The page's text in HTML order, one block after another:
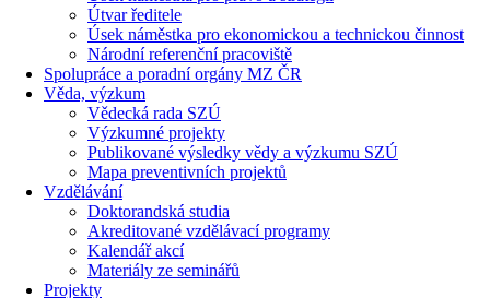
Útvar ředitele
Úsek náměstka pro ekonomickou a technickou činnost
Národní referenční pracoviště
Spolupráce a poradní orgány MZ ČR
Věda, výzkum
Vědecká rada SZÚ
Výzkumné projekty
Publikované výsledky vědy a výzkumu SZÚ
Mapa preventivních projektů
Vzdělávání
Doktorandská studia
Akreditované vzdělávací programy
Kalendář akcí
Materiály ze seminářů
Projekty